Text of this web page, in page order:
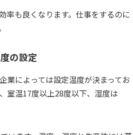
率も良くなります。仕事をするのに
の設定
業によっては設定温度が決まってお
室温17度以上28度以下、湿度は